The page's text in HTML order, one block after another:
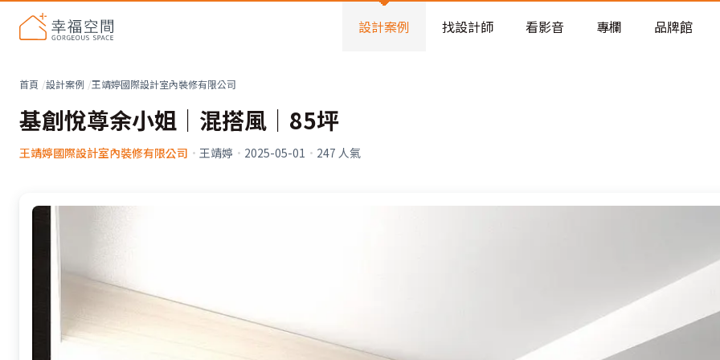
看不見的居家風險和翻新關鍵
老屋預算分配與高 CP 值煥新術
設計案例 找設計師 看影音 專欄 品牌館
首頁 設計案例 王靖婷國際設計室內裝修有限公司
基創悅尊余小姐｜混搭風｜85坪
王靖婷國際設計室內裝修有限公司 · 王靖婷 · 2025-05-01 · 247 人氣